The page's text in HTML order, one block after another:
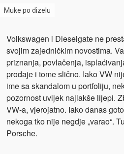
Muke po dizelu
Volkswagen i Dieselgate ne
svojim zajedničkim novostima.
priznanja, povlačenja,
prodaje i tome slično. Iako VW
ime sa skandalom u portfoliju,
pozornost uvijek najlakše lijepi.
VW-a, vjerojatno. Iako danas
nekoga tko nije negdje „varao“.
Porsche.